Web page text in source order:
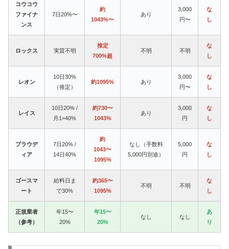
コウコウ
ファイナ
ンス
7日20%〜
約
1043%〜
あり
3,000
円〜
な
し
ロックス 実質不明
推定
700%超
不明 不明
な
し
レオン
10日30%
（推定）
約1095% あり
3,000
円〜
な
し
レイス
10日20% /
月1=40%
約730〜
1043%
あり
3,000
円
な
し
プラウデ
ィア
7日20% /
14日40%
約
1043〜
1095%
なし（手数料
5,000円別途）
5,000
円
な
し
ゴースマ
ート
給料日ま
で30%
約365〜
1095%
不明 不明
な
し
正規業者
（参考）
年15〜
20%
年15〜
20%
なし なし
あ
り